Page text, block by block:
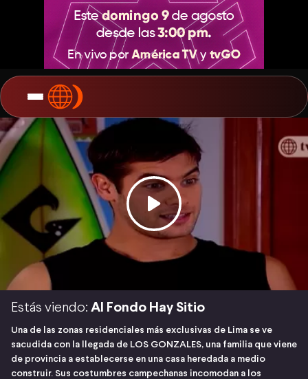
Estás viendo: Al Fondo Hay Sitio
Una de las zonas residenciales más exclusivas de Lima se ve
sacudida con la llegada de LOS GONZALES, una familia que viene
de provincia a establecerse en una casa heredada a medio
construir. Sus costumbres campechanas incomodan a los